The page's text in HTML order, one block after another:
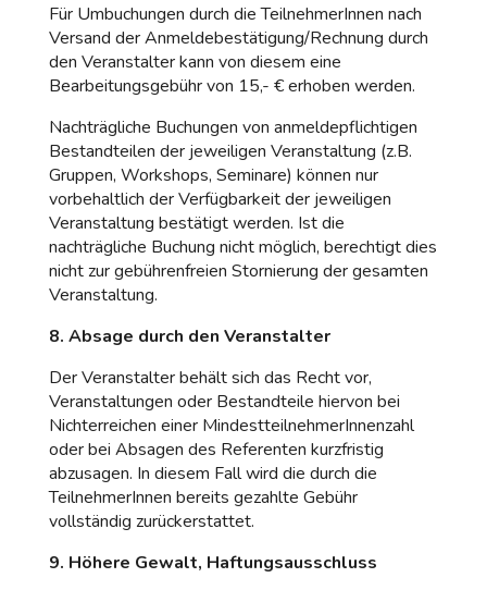
Für Umbuchungen durch die TeilnehmerInnen nach
Versand der Anmeldebestätigung/Rechnung durch
den Veranstalter kann von diesem eine
Bearbeitungsgebühr von 15,- € erhoben werden.
Nachträgliche Buchungen von anmeldepflichtigen
Bestandteilen der jeweiligen Veranstaltung (z.B.
Gruppen, Workshops, Seminare) können nur
vorbehaltlich der Verfügbarkeit der jeweiligen
Veranstaltung bestätigt werden. Ist die
nachträgliche Buchung nicht möglich, berechtigt dies
nicht zur gebührenfreien Stornierung der gesamten
Veranstaltung.
8. Absage durch den Veranstalter
Der Veranstalter behält sich das Recht vor,
Veranstaltungen oder Bestandteile hiervon bei
Nichterreichen einer MindestteilnehmerInnenzahl
oder bei Absagen des Referenten kurzfristig
abzusagen. In diesem Fall wird die durch die
TeilnehmerInnen bereits gezahlte Gebühr
vollständig zurückerstattet.
9. Höhere Gewalt, Haftungsausschluss